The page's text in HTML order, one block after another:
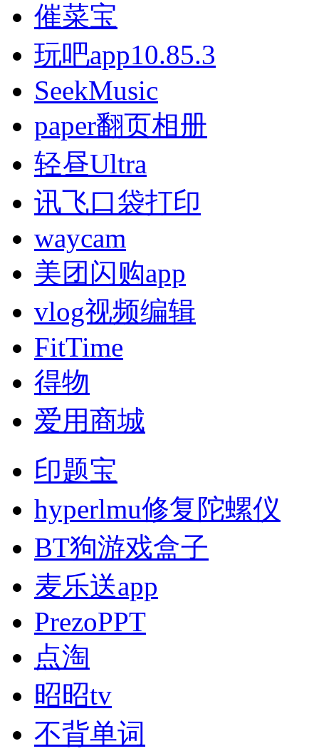
催菜宝
玩吧app10.85.3
SeekMusic
paper翻页相册
轻昼Ultra
讯飞口袋打印
waycam
美团闪购app
vlog视频编辑
FitTime
得物
爱用商城
印题宝
hyperlmu修复陀螺仪
BT狗游戏盒子
麦乐送app
PrezoPPT
点淘
昭昭tv
不背单词